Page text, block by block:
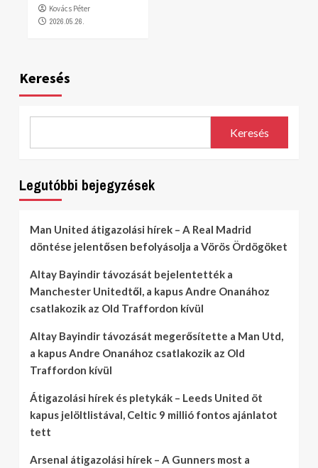
Kovács Péter
2026.05.26.
Keresés
Keresés
Legutóbbi bejegyzések
Man United átigazolási hírek – A Real Madrid
döntése jelentősen befolyásolja a Vörös Ördögöket
Altay Bayindir távozását bejelentették a
Manchester Unitedtől, a kapus Andre Onanához
csatlakozik az Old Traffordon kívül
Altay Bayindir távozását megerősítette a Man Utd,
a kapus Andre Onanához csatlakozik az Old
Traffordon kívül
Átigazolási hírek és pletykák – Leeds United öt
kapus jelöltlistával, Celtic 9 millió fontos ajánlatot
tett
Arsenal átigazolási hírek – A Gunners most a